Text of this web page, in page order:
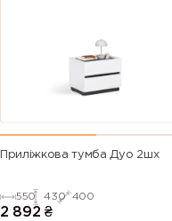
Приліжкова тумба Дуо 2шх
550 430 400
2 892 ₴